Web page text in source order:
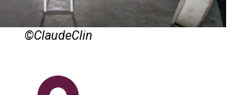
©ClaudeClin